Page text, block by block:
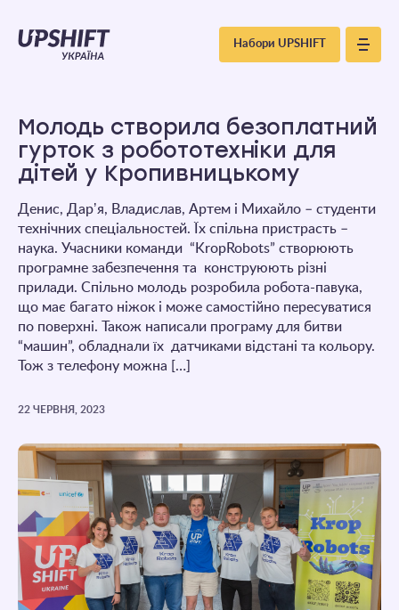
Upshift
Україна
Набори UPSHIFT
Молодь створила безоплатний
гурток з робототехніки для
дітей у Кропивницькому
Денис, Дарʼя, Владислав, Артем і Михайло – студенти
технічних спеціальностей. Їх спільна пристрасть –
наука. Учасники команди “KropRobots” створюють
програмне забезпечення та конструюють різні
прилади. Спільно молодь розробила робота-павука,
що має багато ніжок і може самостійно пересуватися
по поверхні. Також написали програму для битви
“машин”, обладнали їх датчиками відстані та кольору.
Тож з телефону можна […]
22 ЧЕРВНЯ, 2023